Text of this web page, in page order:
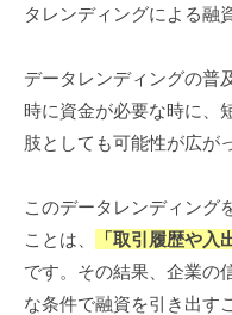
タレンディングによる融
データレンディングの普
時に資金が必要な時に、
肢としても可能性が広が
このデータレンディング
ことは、
「取引履歴や入
です。その結果、企業の
な条件で融資を引き出す